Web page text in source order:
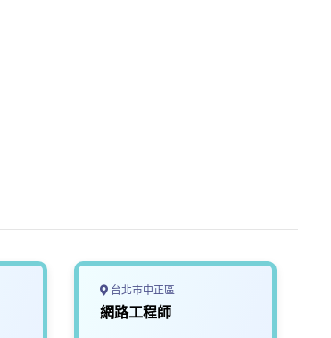
台北市中正區
網路工程師